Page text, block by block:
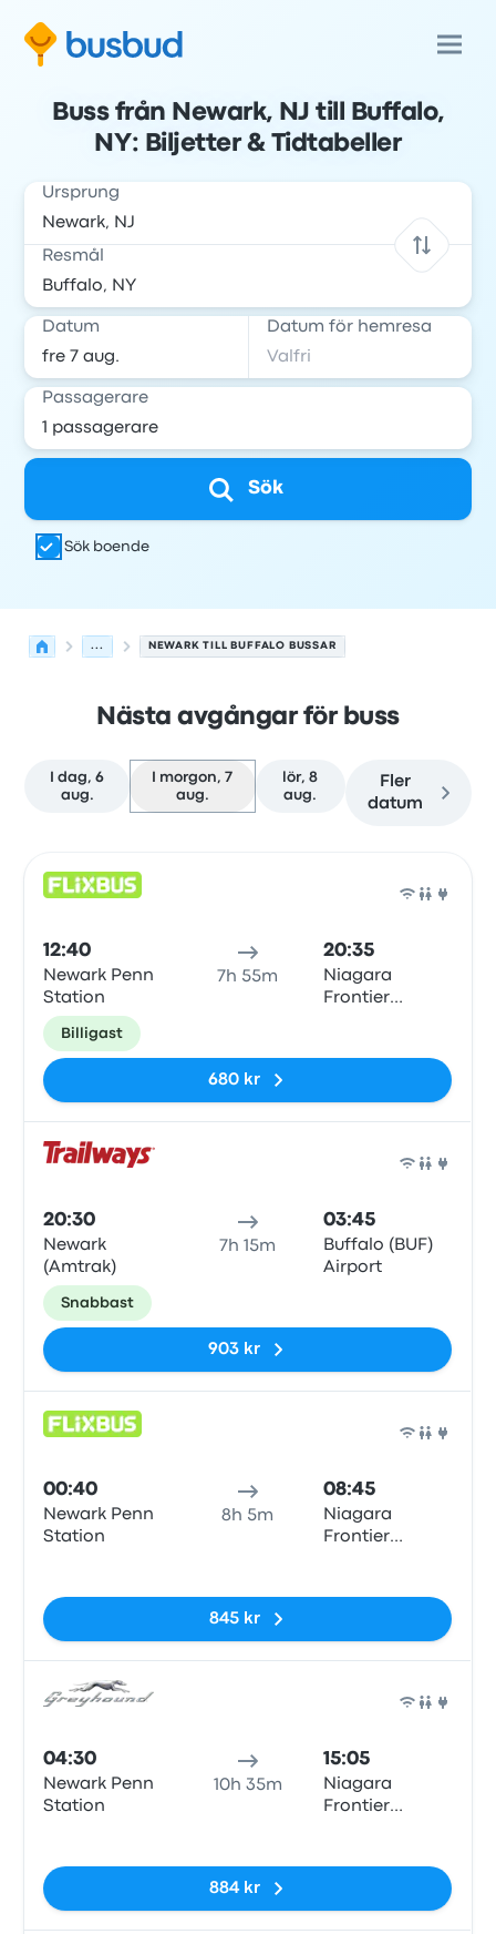
Buss från Newark, NJ till Buffalo,
NY: Biljetter & Tidtabeller
Ursprung
Resmål
Datum Datum för hemresa
Passagerare
Sök
Sök boende
... NEWARK TILL BUFFALO BUSSAR
Nästa avgångar för buss
I dag, 6
aug.
I morgon, 7
aug.
lör, 8
aug.
Fler
datum
12:40
Newark Penn
Station
7h 55m
20:35
Niagara
Frontier
Billigast
680 kr
20:30
Newark
(Amtrak)
7h 15m
03:45
Buffalo (BUF)
Airport
Snabbast
903 kr
00:40
Newark Penn
Station
8h 5m
08:45
Niagara
Frontier
845 kr
04:30
Newark Penn
Station
10h 35m
15:05
Niagara
Frontier
884 kr